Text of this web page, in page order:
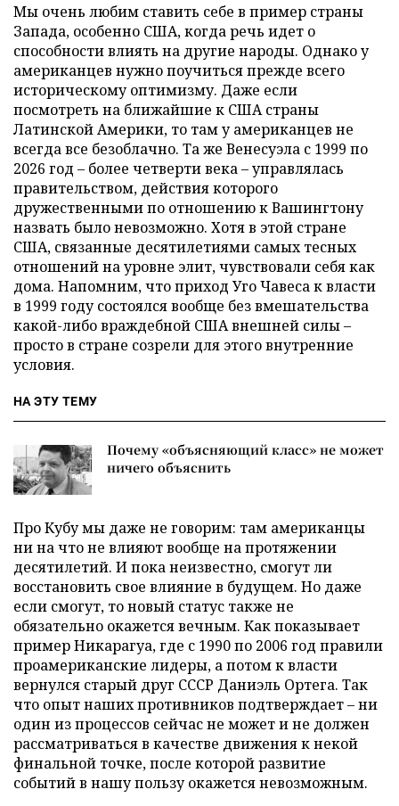
Мы очень любим ставить себе в пример страны
Запада, особенно США, когда речь идет о
способности влиять на другие народы. Однако у
американцев нужно поучиться прежде всего
историческому оптимизму. Даже если
посмотреть на ближайшие к США страны
Латинской Америки, то там у американцев не
всегда все безоблачно. Та же Венесуэла с 1999 по
2026 год – более четверти века – управлялась
правительством, действия которого
дружественными по отношению к Вашингтону
назвать было невозможно. Хотя в этой стране
США, связанные десятилетиями самых тесных
отношений на уровне элит, чувствовали себя как
дома. Напомним, что приход Уго Чавеса к власти
в 1999 году состоялся вообще без вмешательства
какой-либо враждебной США внешней силы –
просто в стране созрели для этого внутренние
условия.
НА ЭТУ ТЕМУ
Почему «объясняющий класс» не может
ничего объяснить
Про Кубу мы даже не говорим: там американцы
ни на что не влияют вообще на протяжении
десятилетий. И пока неизвестно, смогут ли
восстановить свое влияние в будущем. Но даже
если смогут, то новый статус также не
обязательно окажется вечным. Как показывает
пример Никарагуа, где с 1990 по 2006 год правили
проамериканские лидеры, а потом к власти
вернулся старый друг СССР Даниэль Ортега. Так
что опыт наших противников подтверждает – ни
один из процессов сейчас не может и не должен
рассматриваться в качестве движения к некой
финальной точке, после которой развитие
событий в нашу пользу окажется невозможным.